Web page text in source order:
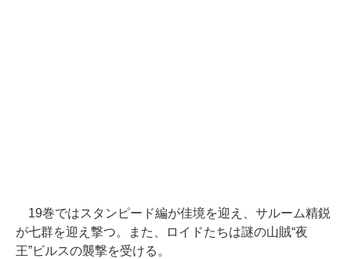
19巻ではスタンピード編が佳境を迎え、サルーム精鋭
が七群を迎え撃つ。また、ロイドたちは謎の山賊“夜
王”ビルスの襲撃を受ける。